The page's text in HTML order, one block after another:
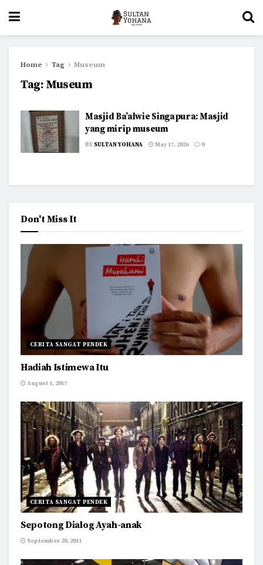
Home Tag Museum
Tag: Museum
Masjid Ba’alwie Singapura: Masjid
yang mirip museum
BY SULTAN YOHANA May 17, 2026 0
Don't Miss It
CERITA SANGAT PENDEK
Hadiah Istimewa Itu
August 1, 2017
CERITA SANGAT PENDEK
Sepotong Dialog Ayah-anak
September 20, 2011